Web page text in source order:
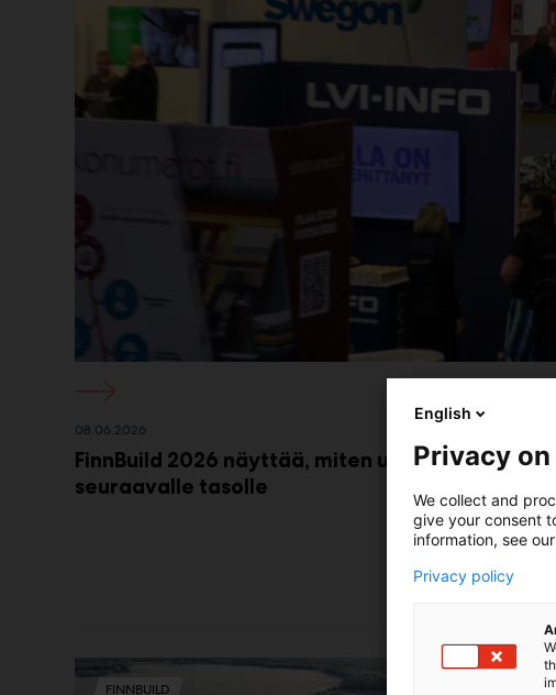
08.06.2026
FinnBuild 2026 näyttää, miten uudet
seuraavalle tasolle
FINNBUILD
English
Privacy
We collect and
give your consent
information, see
Privacy policy